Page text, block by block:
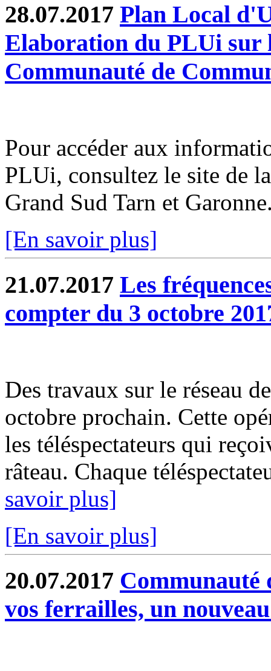
28.07.2017 Plan Local
Elaboration du PLUi sur
Communauté de
Pour accéder aux
PLUi, consultez le site de
Grand Sud Tarn et
[En savoir plus]
21.07.2017 Les
compter du 3 octobre
Des travaux sur le réseau
octobre prochain. Cette
les téléspectateurs qui
râteau. Chaque
savoir plus]
[En savoir plus]
20.07.2017 Communauté
vos ferrailles, un